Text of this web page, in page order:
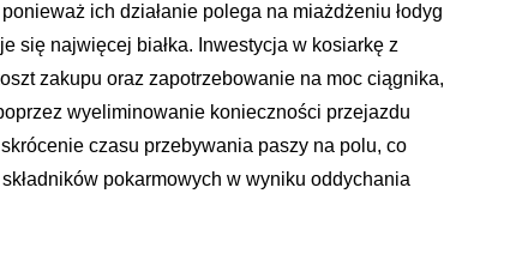
ich działanie polega na miażdżeniu łodyg
się najwięcej białka. Inwestycja w kosiarkę z
zakupu oraz zapotrzebowanie na moc ciągnika,
wyeliminowanie konieczności przejazdu
czasu przebywania paszy na polu, co
pokarmowych w wyniku oddychania